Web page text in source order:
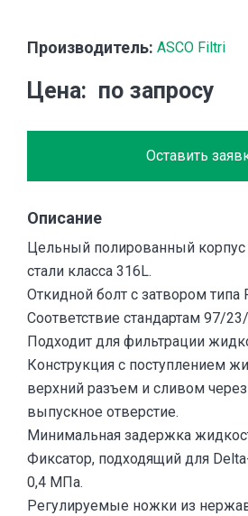
Производитель: ASCO Filtri
Цена по запросу
Оставить
Описание
Цельный полированный
стали класса 316L.
Откидной болт с затвором типа
Соответствие стандартам 97/
Подходит для фильтрации
Конструкция с поступлением
верхний разъем и сливом
выпускное отверстие.
Минимальная задержка
Фиксатор, подходящий для
0,4 МПа.
Регулируемые ножки из